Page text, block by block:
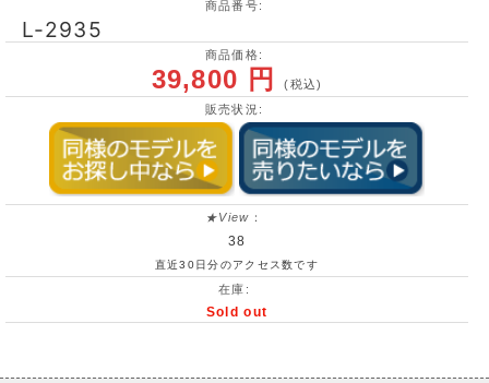
商品番号:
L-2935
商品価格:
39,800 円(税込)
販売状況:
★View ：
38
直近30日分のアクセス数です
在庫:
Sold out